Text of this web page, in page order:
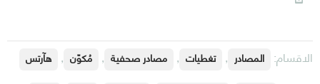
الاقسام: المصادر , تغطيات , مصادر صحفية , مُكوّن , هآرتس